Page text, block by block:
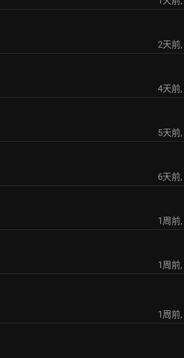
2天前,
4天前,
5天前,
6天前,
1周前,
1周前,
1周前,